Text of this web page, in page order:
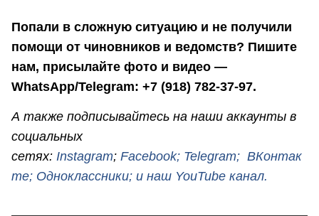
Попали в сложную ситуацию и не получили
помощи от чиновников и ведомств? Пишите
нам, присылайте фото и видео —
WhatsApp/Telegram: +7 (918) 782-37-97.
А также подписывайтесь на наши аккаунты в
социальных
сетях: Instagram; Facebook; Telegram; ВКонтак
те; Одноклассники; и наш YouTube канал.